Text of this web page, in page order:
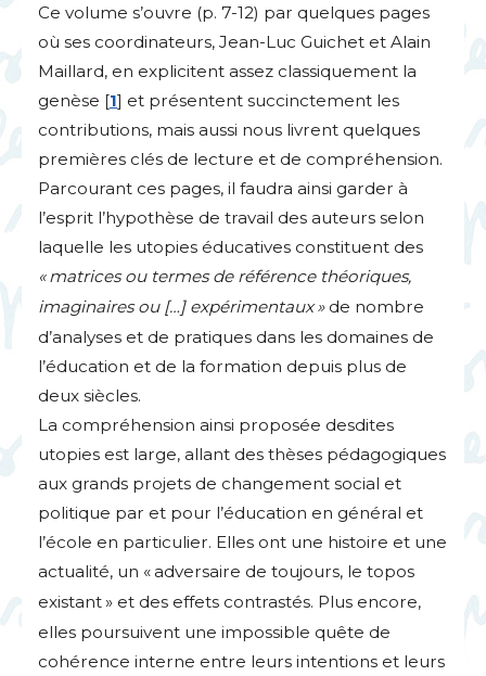
Ce volume s’ouvre (p. 7-12) par quelques pages
où ses coordinateurs, Jean-Luc Guichet et Alain
Maillard, en explicitent assez classiquement la
genèse [1] et présentent succinctement les
contributions, mais aussi nous livrent quelques
premières clés de lecture et de compréhension.
Parcourant ces pages, il faudra ainsi garder à
l’esprit l’hypothèse de travail des auteurs selon
laquelle les utopies éducatives constituent des
« matrices ou termes de référence théoriques,
imaginaires ou […] expérimentaux »de nombre
d’analyses et de pratiques dans les domaines de
l’éducation et de la formation depuis plus de
deux siècles.
La compréhension ainsi proposée desdites
utopies est large, allant des thèses pédagogiques
aux grands projets de changement social et
politique par et pour l’éducation en général et
l’école en particulier. Elles ont une histoire et une
actualité, un «adversaire de toujours, le topos
existant» et des effets contrastés. Plus encore,
elles poursuivent une impossible quête de
cohérence interne entre leurs intentions et leurs